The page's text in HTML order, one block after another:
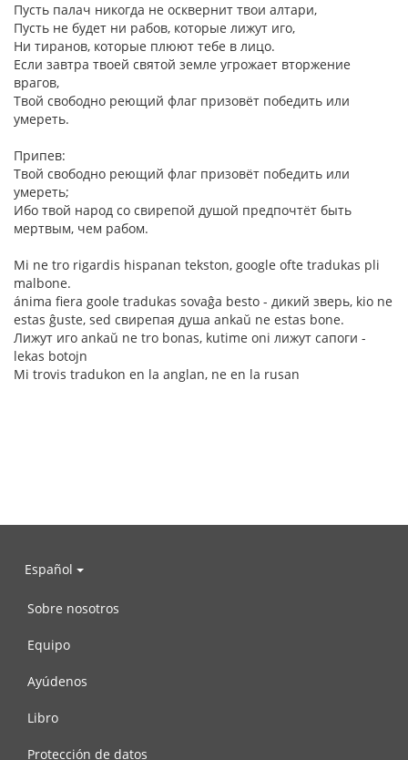
Пусть палач никогда не осквернит твои алтари,
Пусть не будет ни рабов, которые лижут иго,
Ни тиранов, которые плюют тебе в лицо.
Если завтра твоей святой земле угрожает вторжение
врагов,
Твой свободно реющий флаг призовёт победить или
умереть.
Припев:
Твой свободно реющий флаг призовёт победить или
умереть;
Ибо твой народ со свирепой душой предпочтёт быть
мертвым, чем рабом.
Mi ne tro rigardis hispanan tekston, google ofte tradukas pli
malbone.
ánima fiera goole tradukas sovaĝa besto - дикий зверь, kio ne
estas ĝuste, sed свирепая душа ankaŭ ne estas bone.
Лижут иго ankaŭ ne tro bonas, kutime oni лижут сапоги -
lekas botojn
Mi trovis tradukon en la anglan, ne en la rusan
Español
Sobre nosotros
Equipo
Ayúdenos
Libro
Protección de datos